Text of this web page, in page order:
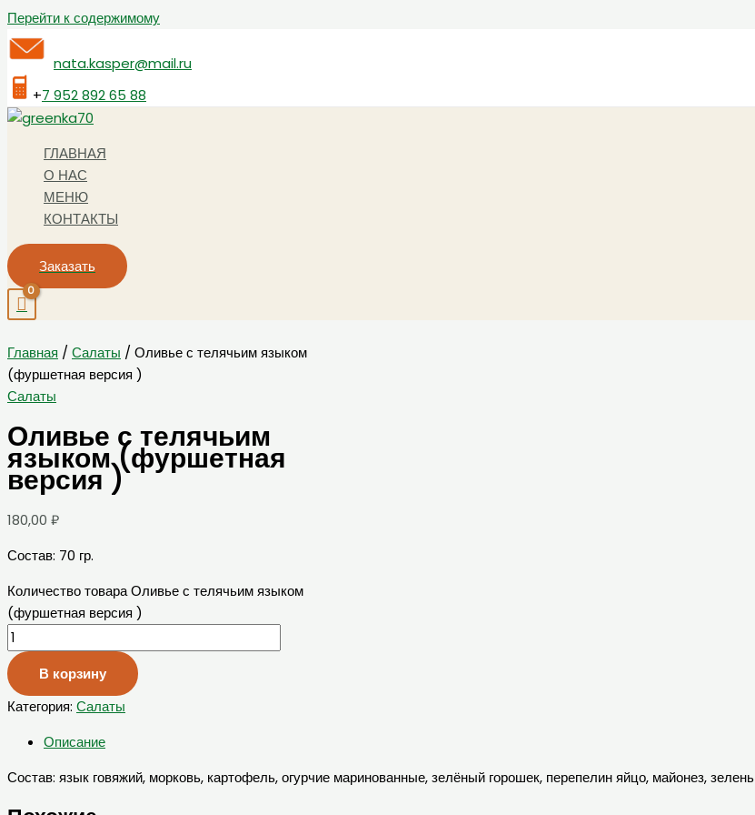
Перейти к содержимому
nata.kasper@mail.ru
+7 952 892 65 88
ГЛАВНАЯ
О НАС
МЕНЮ
КОНТАКТЫ
Заказать
Главная / Салаты / Оливье с телячьим языком
(фуршетная версия )
Салаты
Оливье с телячьим
языком (фуршетная
версия )
180,00 ₽
Состав: 70 гр.
Количество товара Оливье с телячьим языком
(фуршетная версия )
В корзину
Категория: Салаты
Описание
Состав: язык говяжий, морковь, картофель, огурчие маринованные, зелёный горошек, перепелин яйцо, майонез, зелень